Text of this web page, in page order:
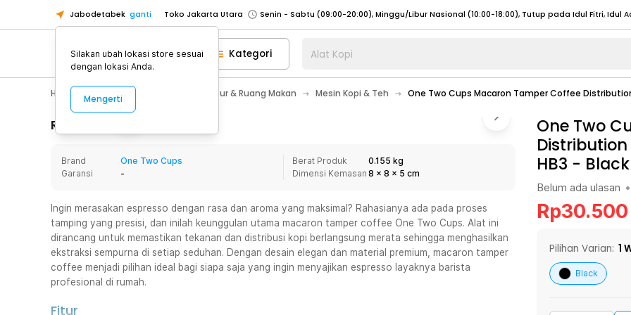
Jabodetabek ganti Toko Jakarta Utara
Toko Tangerang
Toko Cikupa
Pick n Go Jakarta Barat
Senin - Jumat (07:00 - 20:00), Sabtu - Minggu (08:00 - 20:00), Tutup pada Idul Fitri
Pick n Go Bekasi
Senin - Jumat (08:00 - 20:00), Sabtu - Minggu/ Libur Nasional (08:00 - 17:00) Selengkapnya
Senin - Jumat (08:00 - 20:00), Sabtu - Minggu/ Libur Nasional (08:00 - 17:00) Selengkapnya
Senin - Sabtu (09:00-20:00), Minggu/Libur Nasional (12:00-20:00), Tutup pada Idul Fitri
Toko Jakarta Barat
Senin - Sabtu (09:00-20:00), Minggu/Libur Nasional (12:00-20:00), Tutup pada Idul Fitri
Toko Tangerang
Toko Cikupa
Pick n Go Jakarta Barat
Senin - Jumat (07:00 - 20:00), Sabtu - Minggu (08:00 - 20:00), Tutup pada Idul Fitri
Pick n Go Bekasi
Senin - Jumat (08:00 - 20:00), Sabtu - Minggu/ Libur Nasional (08:00 - 17:00) Selengkapnya
Kategori Alat Kopi
Home Appliance Perlengkapan Dapur & Ruang Makan Mesin Kopi & Teh One Two Cups Macaron Tamper Coffee
Rincian Produk
Brand
One Two Cups
Garansi
-
Berat Produk
0.155 kg
Dimensi Kemasan 8 x 8 x 5 cm
Ingin merasakan espresso dengan rasa dan aroma yang maksimal? Rahasianya ada pada proses
tamping yang presisi, dan inilah keunggulan utama macaron tamper coffee One Two Cups. Alat ini
dirancang untuk memastikan tekanan dan distribusi kopi berlangsung merata sehingga menghasilkan
ekstraksi sempurna di setiap seduhan. Dengan desain elegan dan material premium, macaron tamper
coffee menjadi pilihan ideal bagi siapa saja yang ingin menyajikan espresso layaknya barista
profesional di rumah.
Fitur
One Two
HB3 - Black
Belum ada ulasan •
Rp30.500
Pilihan Varian: 1
Black
Silakan ubah lokasi store sesuai
dengan lokasi Anda.
Mengerti